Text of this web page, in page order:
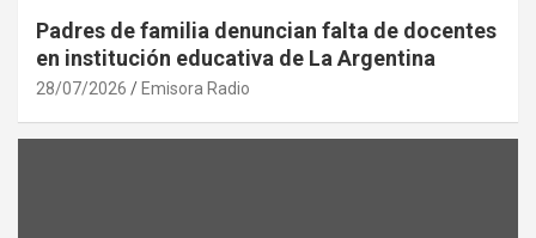
Padres de familia denuncian falta de docentes
en institución educativa de La Argentina
28/07/2026 Emisora Radio